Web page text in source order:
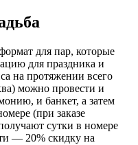
для пар, которые
для праздника и
на протяжении всего
можно провести и
и банкет, а затем
(при заказе
сутки в номере
— 20% скидку на